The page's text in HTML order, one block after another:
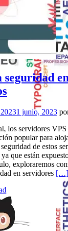
1 junio, 2023
los servidores
popular para
de estos
que están
exploraremos
en servidores […]